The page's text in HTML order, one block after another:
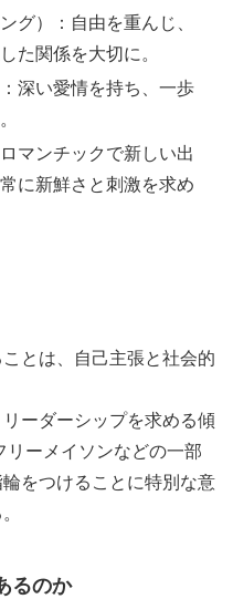
グ）：自由を重んじ、
た関係を大切に。
深い愛情を持ち、一歩
マンチックで新しい出
に新鮮さと刺激を求め
とは、自己主張と社会的
ーダーシップを求める傾
リーメイソンなどの一部
をつけることに特別な意
るのか